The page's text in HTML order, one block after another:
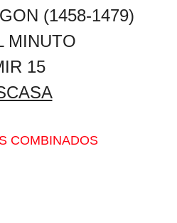
(1458-1479)
MINUTO
15
COMBINADOS